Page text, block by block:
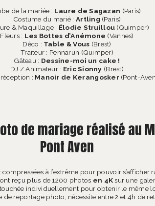
de la mariée : Laure de Sagazan (Paris)
Costume du marié :Artling (Paris)
& Maquillage : Élodie Struillou (Quimper)
Fleurs : Les Bottes d’Anémone (Vannes)
Déco : Table & Vous (Brest)
Traiteur : Pennarun (Quimper)
Gâteau : Dessine-moi un cake !
DJ / Animateur : Eric Sionny (Brest)
: Manoir de Kerangosker (Pont-
de mariage réalisé au
Pont Aven
à l’extrême pour pouvoir s’afficher
reçu plus de 1200 photos en 4Ksur une
individuellement pour obtenir le même
de reportage photo, nécessite entre 2 et 4h de